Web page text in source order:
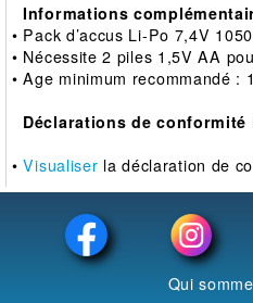
Informations
• Pack d’accus Li-Po 7,4V
• Nécessite 2 piles 1,5V AA
• Age minimum recommandé :
Déclarations de
•Visualiser la déclaration de
Qui